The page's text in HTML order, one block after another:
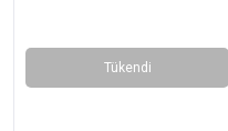
Tükendi